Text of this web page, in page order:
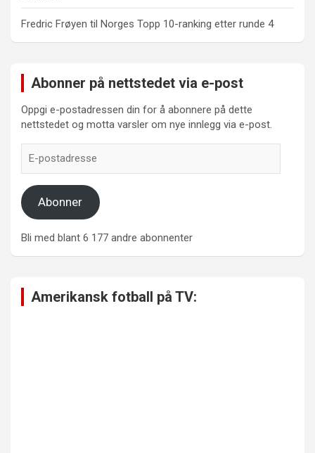
Fredric Frøyen til Norges Topp 10-ranking etter runde 4
Abonner på nettstedet via e-post
Oppgi e-postadressen din for å abonnere på dette
nettstedet og motta varsler om nye innlegg via e-post.
postadresse
Abonner
Bli med blant 6 177 andre abonnenter
Amerikansk fotball på TV: